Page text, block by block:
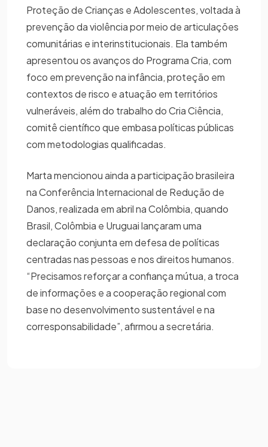
Proteção de Crianças e Adolescentes, voltada à
prevenção da violência por meio de articulações
comunitárias e interinstitucionais. Ela também
apresentou os avanços do Programa Cria, com
foco em prevenção na infância, proteção em
contextos de risco e atuação em territórios
vulneráveis, além do trabalho do Cria Ciência,
comitê científico que embasa políticas públicas
com metodologias qualificadas.
Marta mencionou ainda a participação brasileira
na Conferência Internacional de Redução de
Danos, realizada em abril na Colômbia, quando
Brasil, Colômbia e Uruguai lançaram uma
declaração conjunta em defesa de políticas
centradas nas pessoas e nos direitos humanos.
“Precisamos reforçar a confiança mútua, a troca
de informações e a cooperação regional com
base no desenvolvimento sustentável e na
corresponsabilidade”, afirmou a secretária.